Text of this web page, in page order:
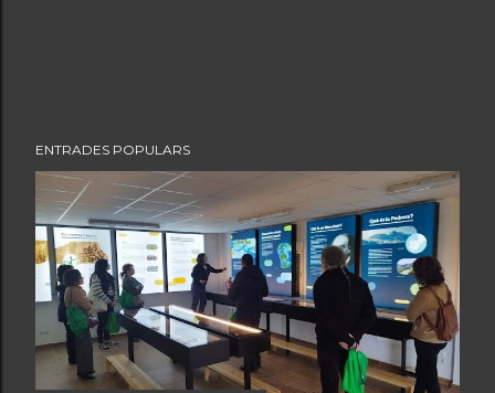
ENTRADES POPULARS